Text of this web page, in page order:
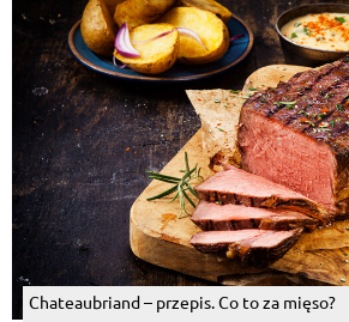
Chateaubriand – przepis. Co to za mięso?